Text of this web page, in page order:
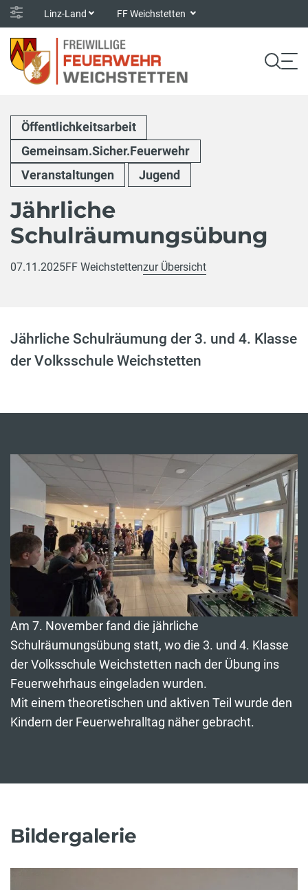
Linz-Land FF Weichstetten
Öffentlichkeitsarbeit
Gemeinsam.Sicher.Feuerwehr
Veranstaltungen
Jugend
Jährliche
Schulräumungsübung
07.11.2025FF Weichstettenzur Übersicht
Jährliche Schulräumung der 3. und 4. Klasse
der Volksschule Weichstetten
Am 7. November fand die jährliche
Schulräumungsübung statt, wo die 3. und 4. Klasse
der Volksschule Weichstetten nach der Übung ins
Feuerwehrhaus eingeladen wurden.
Mit einem theoretischen und aktiven Teil wurde den
Kindern der Feuerwehralltag näher gebracht.
Bildergalerie